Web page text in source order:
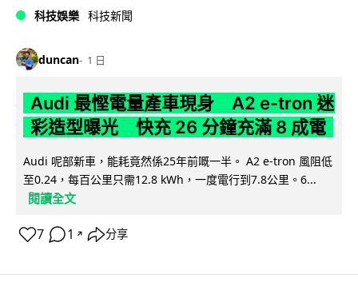
科技娛樂 科技新聞
duncan 1 日
Audi 最慳電量產車現身 A2 e-tron 迷
彩造型曝光 快充 26 分鐘充滿 8 成電
Audi 呢部新車，能耗竟然係25年前嘅一半。 A2 e-tron 風阻低
至0.24，每百公里只需12.8 kWh，一度電行到7.8公里。6...
閱讀全文
7 1 ↗ 分享